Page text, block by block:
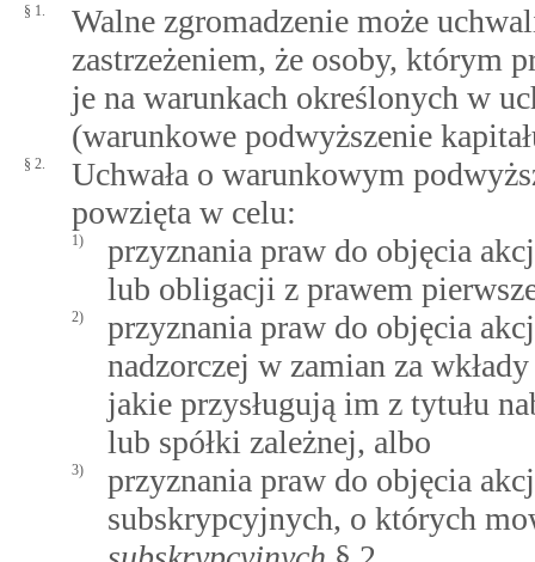
§ 1.
Walne zgromadzenie może
zastrzeżeniem, że osoby, którym
je na warunkach określonych w
(warunkowe podwyższenie
§ 2.
Uchwała o warunkowym
powzięta w celu:
1)
przyznania praw do objęcia
lub obligacji z prawem
2)
przyznania praw do objęcia
nadzorczej w zamian za
jakie przysługują im z tytułu
lub spółki zależnej, albo
3)
przyznania praw do objęcia
subskrypcyjnych, o których